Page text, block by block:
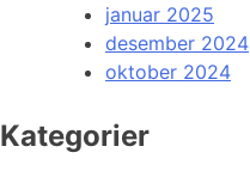
januar 2025
desember 2024
oktober 2024
Kategorier